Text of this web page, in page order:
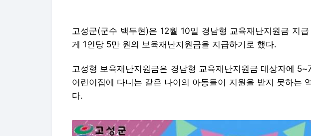
고성군(군수 백두현)은 12월 10일 경남형 교육재난지원금 지
게 1인당 5만 원의 보육재난지원금을 지급하기로 했다.
고성형 보육재난지원금은 경남형 교육재난지원금 대상자에
어린이집에 다니는 같은 나이의 아동들이 지원을 받지 못하는
다.